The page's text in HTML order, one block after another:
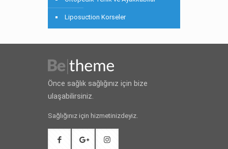
Liposuction Korseler
Önce sağlık sağlığınız için bize
ulaşabilirsiniz.
Sağlığınız için hizmetinizdeyiz.